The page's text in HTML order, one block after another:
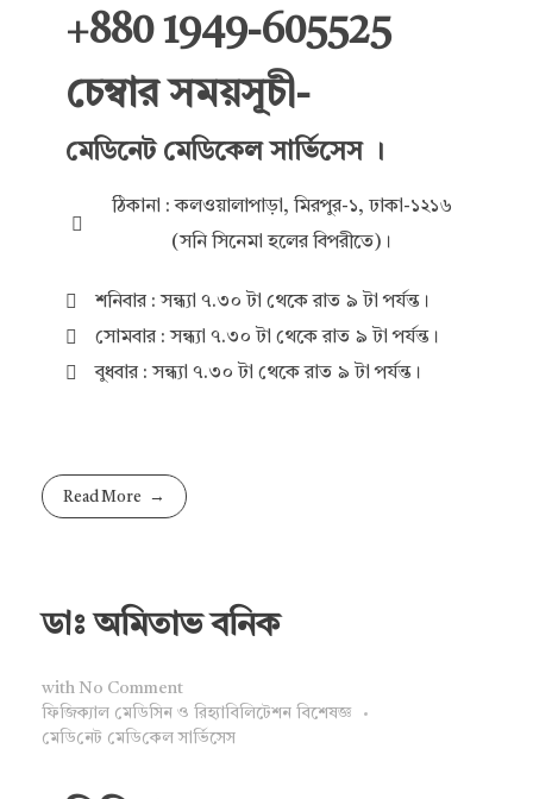
+880 1949-605525
চেম্বার সময়সূচী-
মেডিনেট মেডিকেল সার্ভিসেস ।
ঠিকানা : কলওয়ালাপাড়া, মিরপুর-১, ঢাকা-১২১৬
(সনি সিনেমা হলের বিপরীতে)।
শনিবার : সন্ধ্যা ৭.৩০ টা থেকে রাত ৯ টা পর্যন্ত।
সোমবার : সন্ধ্যা ৭.৩০ টা থেকে রাত ৯ টা পর্যন্ত।
বুধবার : সন্ধ্যা ৭.৩০ টা থেকে রাত ৯ টা পর্যন্ত।
Read More
ডাঃ অমিতাভ বনিক
with No Comment
ফিজিক্যাল মেডিসিন ও রিহ্যাবিলিটেশন বিশেষজ্ঞ
মে‌ডি‌নেট মে‌ডি‌কেল সা‌র্ভিসেস